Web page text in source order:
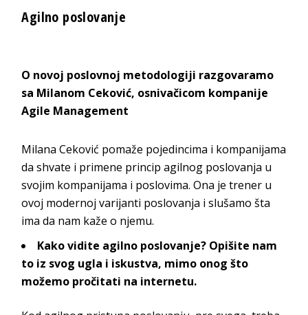
Agilno poslovanje
O novoj poslovnoj metodologiji razgovaramo
sa Milanom Ceković, osnivačicom kompanije
Agile Management
Milana Ceković pomaže pojedincima i kompanijama
da shvate i primene princip agilnog poslovanja u
svojim kompanijama i poslovima. Ona je trener u
ovoj modernoj varijanti poslovanja i slušamo šta
ima da nam kaže o njemu.
Kako vidite agilno poslovanje? Opišite nam
to iz svog ugla i iskustva, mimo onog što
možemo pročitati na internetu.